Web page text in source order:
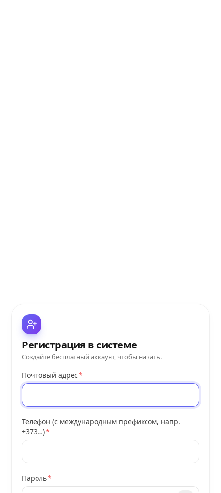
Регистрация в системе
Создайте бесплатный аккаунт, чтобы начать.
Почтовый адрес*
Телефон (с международным префиксом, напр.
+373…)*
Пароль*